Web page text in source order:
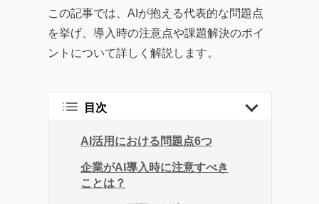
践的な情報をお届けする
ことを目指します。
この記事では、AIが抱える代表的な問題点
を挙げ、導入時の注意点や課題解決のポイ
ントについて詳しく解説します。
目次
AI活用における問題点6つ
企業がAI導入時に注意すべき
ことは？